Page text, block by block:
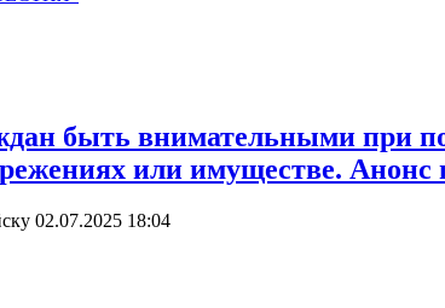
быть внимательными при
или имуществе. Анонс
02.07.2025 18:04